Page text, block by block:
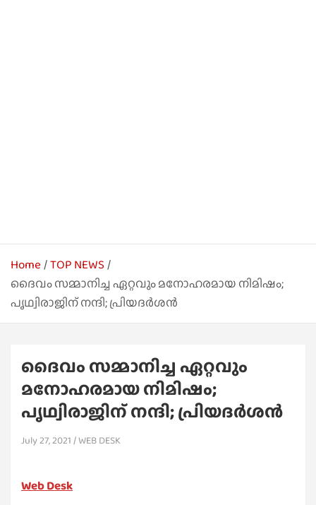
Home TOP NEWS
ദൈവം സമ്മാനിച്ച ഏറ്റവും മനോഹരമായ നിമിഷം;
പൃഥ്വിരാജിന് നന്ദി; പ്രിയദര്‍ശൻ
ദൈവം സമ്മാനിച്ച ഏറ്റവും
മനോഹരമായ നിമിഷം;
പൃഥ്വിരാജിന് നന്ദി; പ്രിയദര്‍ശൻ
July 27, 2021 WEB DESK
Web Desk